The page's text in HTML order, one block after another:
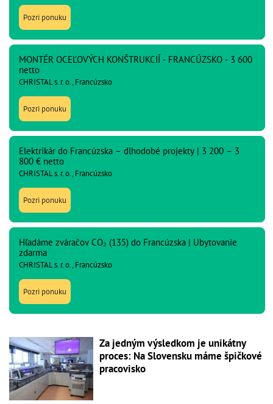
Pozri ponuku
MONTÉR OCEĽOVÝCH KONŠTRUKCIÍ - FRANCÚZSKO - 3 600
netto
CHRISTAL s. r. o., Francúzsko
Pozri ponuku
Elektrikár do Francúzska – dlhodobé projekty | 3 200 – 3
800 € netto
CHRISTAL s. r. o., Francúzsko
Pozri ponuku
Hľadáme zváračov CO₂ (135) do Francúzska | Ubytovanie
zdarma
CHRISTAL s. r. o., Francúzsko
Pozri ponuku
Za jedným výsledkom je unikátny
proces: Na Slovensku máme špičkové
pracovisko